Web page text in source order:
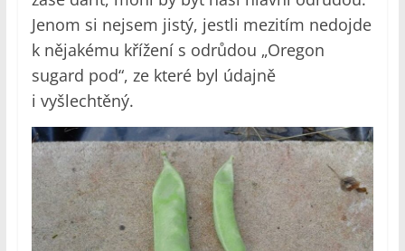
Jenom si nejsem jistý, jestli mezitím nedojde
k nějakému křížení s odrůdou „Oregon
sugard pod“, ze které byl údajně
i vyšlechtěný.